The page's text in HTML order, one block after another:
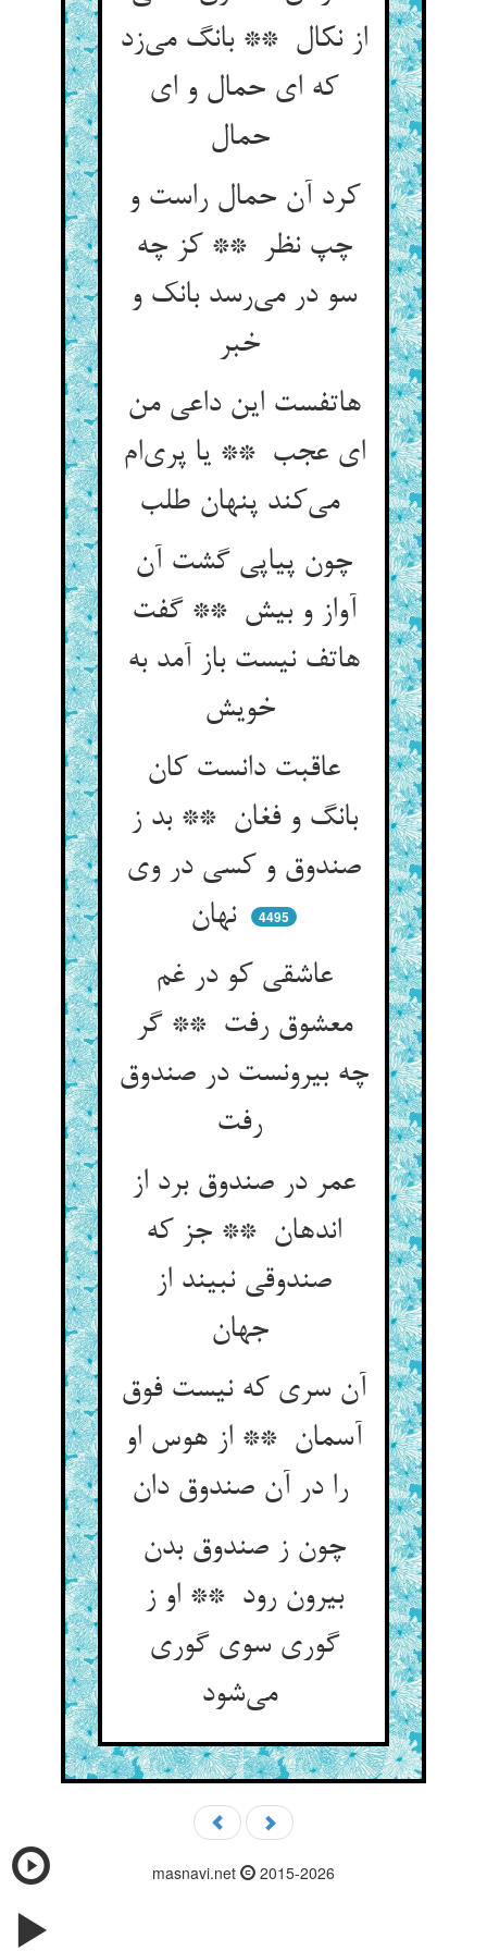
از نکال ** بانگ می‌زد
که ای حمال و ای
حمال
کرد آن حمال راست و
چپ نظر ** کز چه
سو در می‌رسد بانک و
هاتفست این داعی من
ای عجب ** یا پری‌ام
می‌کند پنهان طلب
چون پیاپی گشت آن
آواز و بیش ** گفت
هاتف نیست باز آمد به
خویش
عاقبت دانست کان
بانگ و فغان ** بد ز
صندوق و کسی در وی
نهان
4495
عاشقی کو در غم
معشوق رفت ** گر
چه بیرونست در صندوق
عمر در صندوق برد از
اندهان ** جز که
صندوقی نبیند از
جهان
آن سری که نیست فوق
آسمان ** از هوس او
را در آن صندوق دان
چون ز صندوق بدن
بیرون رود ** او ز
گوری سوی گوری
می‌شود
masnavi.net 2015-2026